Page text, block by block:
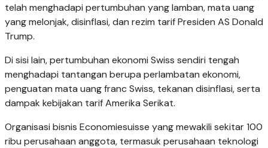
telah menghadapi pertumbuhan yang lamban, mata uang
yang melonjak, disinflasi, dan rezim tarif Presiden AS Donald
Trump.
Di sisi lain, pertumbuhan ekonomi Swiss sendiri tengah
menghadapi tantangan berupa perlambatan ekonomi,
penguatan mata uang franc Swiss, tekanan disinflasi, serta
dampak kebijakan tarif Amerika Serikat.
Organisasi bisnis Economiesuisse yang mewakili sekitar 100
ribu perusahaan anggota, termasuk perusahaan teknologi